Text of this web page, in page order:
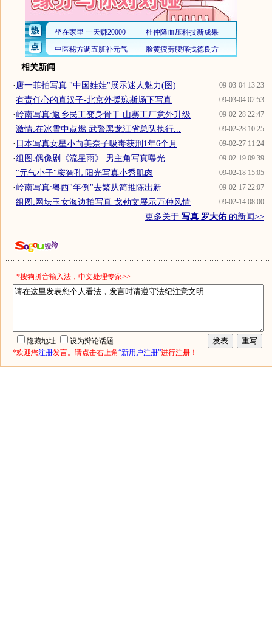
相关新闻
09-03-04 13:23
· 唐一菲拍写真 "中国娃娃"展示迷人魅力(图)
09-03-04 02:53
·有责任心的真汉子-北京外援琼斯场下写真
09-02-28 22:47
·岭南写真:返乡民工变身骨干 山寨工厂意外升级
09-02-28 10:25
·激情:在冰雪中点燃 武警黑龙江省总队执行...
09-02-27 11:24
· 日本写真女星小向美奈子吸毒获刑1年6个月
09-02-19 09:39
·组图:偶像剧《流星雨》 男主角写真曝光
09-02-18 15:05
·"元气小子"窦智孔 阳光写真小秀肌肉
09-02-17 22:07
·岭南写真:粤西"年例"去繁从简推陈出新
09-02-14 08:00
·组图:网坛玉女海边拍写真 戈勒文展示万种风情
更多关于 写真 罗大佑的新闻>>
*搜狗拼音输入法，中文处理专家>>
隐藏地址
设为辩论话题
*欢迎您注册发言。请点击右上角“新用户注册”进行注册！